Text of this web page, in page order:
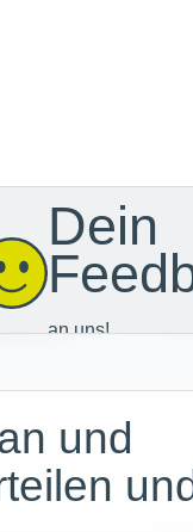
Dein
an uns!
und
und